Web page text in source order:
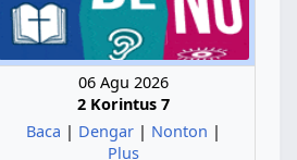
06 Agu 2026
2 Korintus 7
Baca | Dengar| Nonton |
Plus